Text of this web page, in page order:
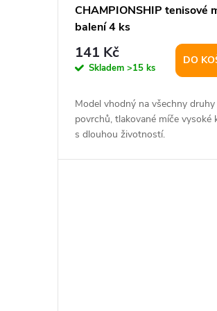
CHAMPIONSHIP tenisové
balení 4 ks
141 Kč
Skladem >15 ks
DO
Model vhodný na všechny druhy
povrchů, tlakované míče vysoké
s dlouhou životností.